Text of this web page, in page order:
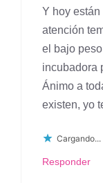
Y hoy
atención
el bajo
incubadora
Ánimo a
existen, yo
Cargando...
Responder